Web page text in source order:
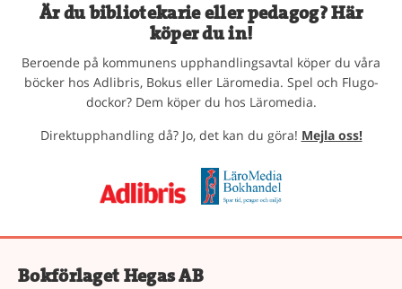
Är du bibliotekarie eller pedagog? Här
köper du in!
Beroende på kommunens upphandlingsavtal köper du våra
böcker hos Adlibris, Bokus eller Läromedia. Spel och Flugo-
dockor? Dem köper du hos Läromedia.
Direktupphandling då? Jo, det kan du göra! Mejla oss!
Bokförlaget Hegas AB